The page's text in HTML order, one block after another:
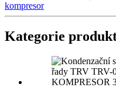
kompresor
Kategorie